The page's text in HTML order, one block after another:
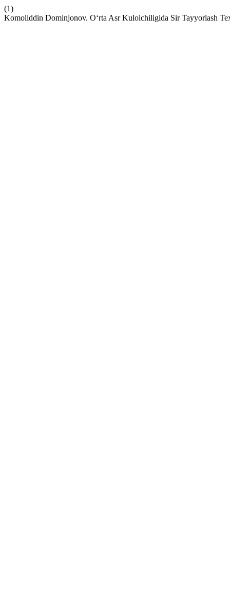
(1)
Komoliddin Dominjonov. O‘rta Asr Kulolchiligida Sir Tayyorlash